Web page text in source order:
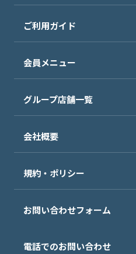
ご利用ガイド
会員メニュー
グループ店舗一覧
会社概要
規約・ポリシー
お問い合わせフォーム
電話でのお問い合わせ